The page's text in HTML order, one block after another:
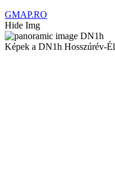
GMAP.RO
Hide Img
Képek a DN1h Hosszúrév-